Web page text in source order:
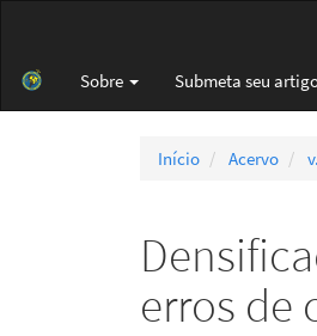
principal
Barra
Sobre Submeta seu
Início Acervo
erros de